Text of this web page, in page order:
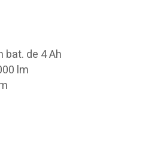
bat. de 4 Ah
lm